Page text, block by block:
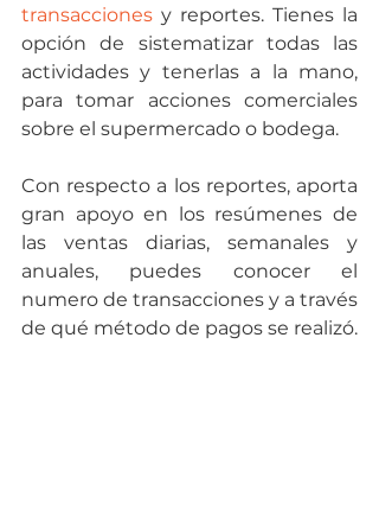
transacciones y reportes. Tienes la
opción de sistematizar todas las
actividades y tenerlas a la mano,
para tomar acciones comerciales
sobre el supermercado o bodega.
Con respecto a los reportes, aporta
gran apoyo en los resúmenes de
las ventas diarias, semanales y
anuales, puedes conocer el
numero de transacciones y a través
de qué método de pagos se realizó.